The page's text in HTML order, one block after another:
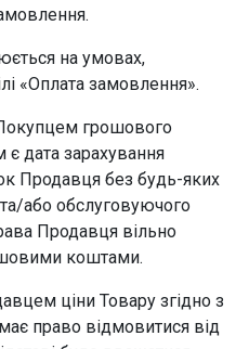
на умовах,
«Оплата замовлення».
грошового
є дата зарахування
Продавця без будь-яких
або обслуговуючого
Продавця вільно
коштами.
ціни Товару згідно з
право відмовитися від